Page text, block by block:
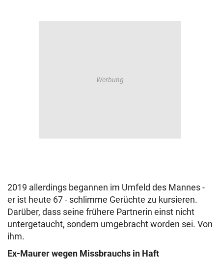
2019 allerdings begannen im Umfeld des Mannes -
er ist heute 67 - schlimme Gerüchte zu kursieren.
Darüber, dass seine frühere Partnerin einst nicht
untergetaucht, sondern umgebracht worden sei. Von
ihm.
Ex-Maurer wegen Missbrauchs in Haft